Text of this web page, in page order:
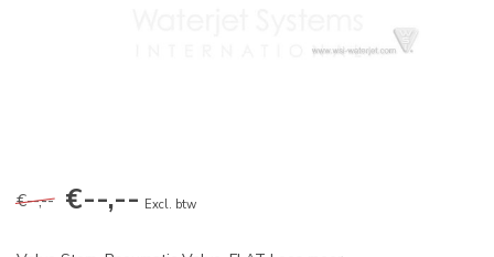
€--,-- €--,-- Excl. btw